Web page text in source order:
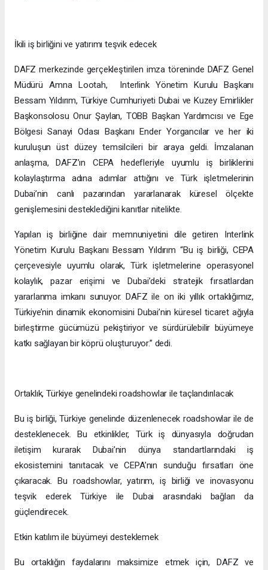
İkili iş birliğini ve yatırımı teşvik edecek
DAFZ merkezinde gerçekleştirilen imza töreninde DAFZ Genel
Müdürü Amna Lootah, Interlink Yönetim Kurulu Başkanı
Bessam Yıldırım, Türkiye Cumhuriyeti Dubai ve Kuzey Emirlikler
Başkonsolosu Onur Şaylan, TOBB Başkan Yardımcısı ve Ege
Bölgesi Sanayi Odası Başkanı Ender Yorgancılar ve her iki
kuruluşun üst düzey temsilcileri bir araya geldi. İmzalanan
anlaşma, DAFZ’ın CEPA hedefleriyle uyumlu iş birliklerini
kolaylaştırma adına adımlar attığını ve Türk işletmelerinin
Dubai’nin canlı pazarından yararlanarak küresel ölçekte
genişlemesini desteklediğini kanıtlar nitelikte.
Yapılan iş birliğine dair memnuniyetini dile getiren Interlink
Yönetim Kurulu Başkanı Bessam Yıldırım “Bu iş birliği, CEPA
çerçevesiyle uyumlu olarak, Türk işletmelerine operasyonel
kolaylık, pazar erişimi ve Dubai’deki stratejik fırsatlardan
yararlanma imkanı sunuyor. DAFZ ile on iki yıllık ortaklığımız,
Türkiye’nin dinamik ekonomisini Dubai’nin küresel ticaret ağıyla
birleştirme gücümüzü pekiştiriyor ve sürdürülebilir büyümeye
katkı sağlayan bir köprü oluşturuyor.” dedi.
Ortaklık, Türkiye genelindeki roadshowlar ile taçlandırılacak
Bu iş birliği, Türkiye genelinde düzenlenecek roadshowlar ile de
desteklenecek. Bu etkinlikler, Türk iş dünyasıyla doğrudan
iletişim kurarak Dubai’nin dünya standartlarındaki iş
ekosistemini tanıtacak ve CEPA’nın sunduğu fırsatları öne
çıkaracak. Bu roadshowlar, yatırım, iş birliği ve inovasyonu
teşvik ederek Türkiye ile Dubai arasındaki bağları da
güçlendirecek.
Etkin katılım ile büyümeyi desteklemek
Bu ortaklığın faydalarını maksimize etmek için, DAFZ ve